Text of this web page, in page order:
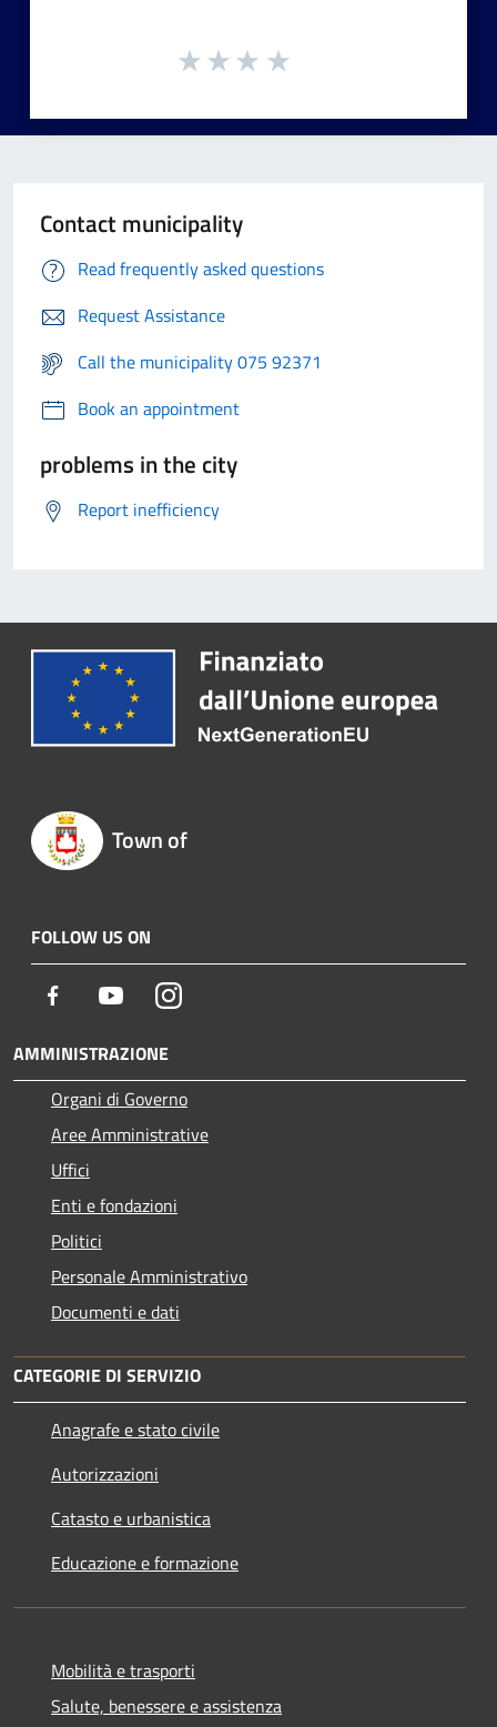
Contact municipality
Read frequently asked questions
Request Assistance
Call the municipality 075 92371
Book an appointment
problems in the city
Report inefficiency
Town of
FOLLOW US ON
Facebook YoutubeInstagram
AMMINISTRAZIONE
Organi di Governo
Aree Amministrative
Uffici
Enti e fondazioni
Politici
Personale Amministrativo
Documenti e dati
CATEGORIE DI SERVIZIO
Anagrafe e stato civile
Autorizzazioni
Catasto e urbanistica
Educazione e formazione
Mobilità e trasporti
Salute, benessere e assistenza